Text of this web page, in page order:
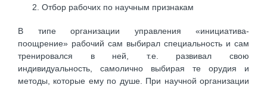
Отбор рабочих по научным признакам
В типе организации управления «инициатива-
поощрение» рабочий сам выбирал специальность и сам
тренировался в ней, т.е. развивал свою
индивидуальность, самолично выбирая те орудия и
методы, которые ему по душе. При научной организации